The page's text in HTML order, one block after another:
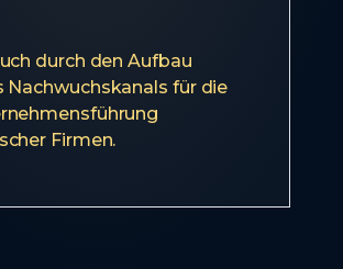
durch den Aufbau
Nachwuchskanals für die
Firmen.